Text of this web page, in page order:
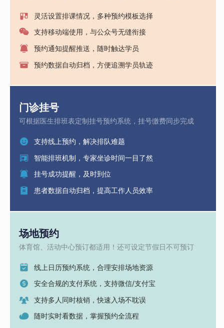
灵活设置排课情况，多种预约模板选择
支持移动端使用，与公众号无缝衔接
预约通知提醒推送，随时触达学员
预约数据自动归档，方便追溯学员轨迹
门诊挂号
可根据医生排班表定制挂号预约系统，挂号缴费同步完成
支持线上预约，解决排队难题
智能排班机制，专家坐诊时间一目了然
挂号成功提醒，及时到位
患者数据自动归档，提高工作人员效率
场地预约
体育馆、活动中心预订都适用！还可设定节假日不可预订
线上日历预约系统，合理安排场地资源
安全合规的支付系统，支持微信/支付宝
支持多人同时核销，快速入场不耽误
随时实时看数据，掌握预约全流程